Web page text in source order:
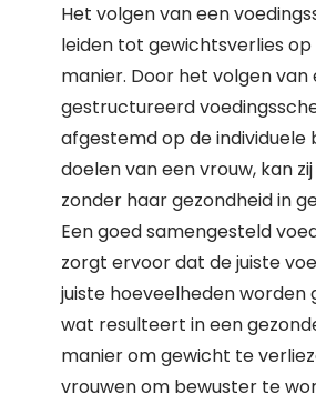
Het volgen van een
leiden tot gewichtsverlies
manier. Door het volgen van
gestructureerd
afgestemd op de individuele
doelen van een vrouw, kan
zonder haar gezondheid in
Een goed samengesteld
zorgt ervoor dat de juiste
juiste hoeveelheden worden
wat resulteert in een
manier om gewicht te
vrouwen om bewuster te